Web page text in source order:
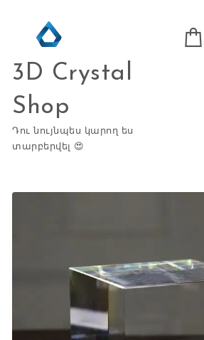
Skip to content
3D Crystal
Shop
Դու նույնպես կարող ես
տարբերվել 😍